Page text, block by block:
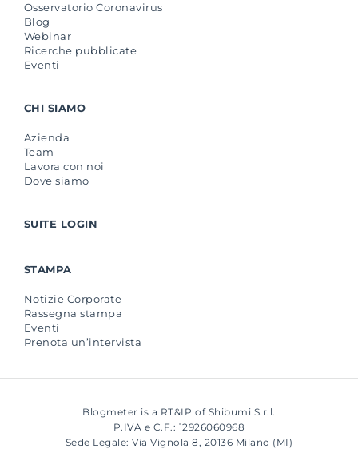
Osservatorio Coronavirus
Blog
Webinar
Ricerche pubblicate
Eventi
CHI SIAMO
Azienda
Team
Lavora con noi
Dove siamo
SUITE LOGIN
STAMPA
Notizie Corporate
Rassegna stampa
Eventi
Prenota un’intervista
Blogmeter is a RT&IP of Shibumi S.r.l.
P.IVA e C.F.: 12926060968
Sede Legale: Via Vignola 8, 20136 Milano (MI)